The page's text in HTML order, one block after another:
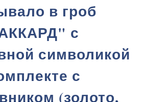
в гроб
с
символикой
с
(золото,